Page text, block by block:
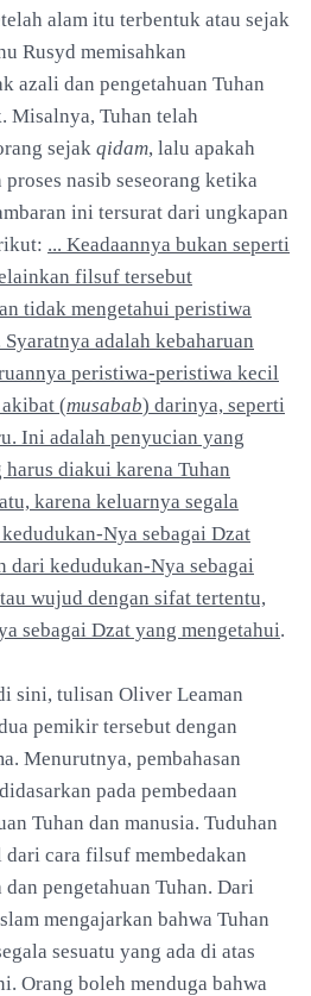
alam itu terbentuk atau sejak
Rusyd memisahkan
azali dan pengetahuan Tuhan
Misalnya, Tuhan telah
sejak qidam, lalu apakah
nasib seseorang ketika
ini tersurat dari ungkapan
... Keadaannya bukan seperti
filsuf tersebut
tidak mengetahui peristiwa
adalah kebaharuan
peristiwa-peristiwa kecil
(musabab) darinya, seperti
Ini adalah penyucian yang
diakui karena Tuhan
karena keluarnya segala
Nya sebagai Dzat
dari kedudukan-Nya sebagai
wujud dengan sifat tertentu,
sebagai Dzat yang mengetahui.
sini, tulisan Oliver Leaman
pemikir tersebut dengan
Menurutnya, pembahasan
pada pembedaan
Tuhan dan manusia. Tuduhan
cara filsuf membedakan
pengetahuan Tuhan. Dari
mengajarkan bahwa Tuhan
sesuatu yang ada di atas
Orang boleh menduga bahwa